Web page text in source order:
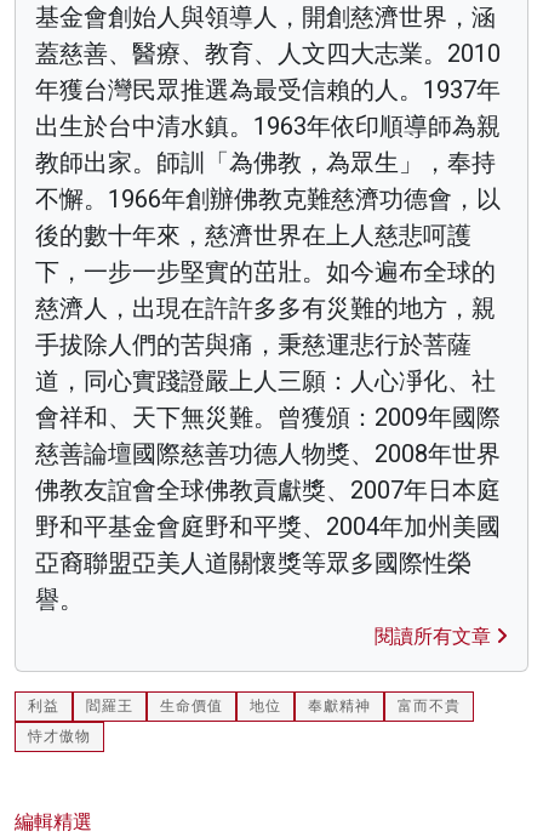
基金會創始人與領導人，開創慈濟世界，涵
蓋慈善、醫療、教育、人文四大志業。2010
年獲台灣民眾推選為最受信賴的人。1937年
出生於台中清水鎮。1963年依印順導師為親
教師出家。師訓「為佛教，為眾生」，奉持
不懈。1966年創辦佛教克難慈濟功德會，以
後的數十年來，慈濟世界在上人慈悲呵護
下，一步一步堅實的茁壯。如今遍布全球的
慈濟人，出現在許許多多有災難的地方，親
手拔除人們的苦與痛，秉慈運悲行於菩薩
道，同心實踐證嚴上人三願：人心凈化、社
會祥和、天下無災難。曾獲頒：2009年國際
慈善論壇國際慈善功德人物獎、2008年世界
佛教友誼會全球佛教貢獻獎、2007年日本庭
野和平基金會庭野和平獎、2004年加州美國
亞裔聯盟亞美人道關懷獎等眾多國際性榮
譽。
閱讀所有文章
利益 閻羅王 生命價值 地位 奉獻精神
富而不貴
恃才傲物
編輯精選